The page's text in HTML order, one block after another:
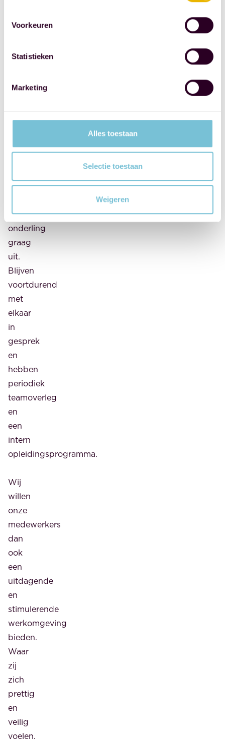
Voorkeuren
Statistieken
Marketing
Alles toestaan
Selectie toestaan
Weigeren
oprecht
bij
Ondersteunen
gewenst.
elkaar
onderling
graag
uit.
Blijven
voortdurend
met
elkaar
in
gesprek
en
hebben
periodiek
teamoverleg
en
een
intern
opleidingsprogramma.
Wij
willen
onze
medewerkers
dan
ook
een
uitdagende
en
stimulerende
werkomgeving
bieden.
Waar
zij
zich
prettig
en
veilig
voelen.